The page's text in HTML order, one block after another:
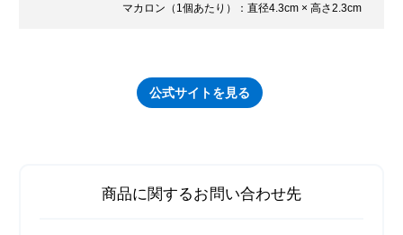
マカロン（1個あたり）：直径4.3cm × 高さ2.3cm
公式サイトを見る
商品に関するお問い合わせ先